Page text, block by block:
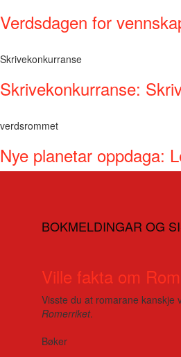
Verdsdagen for
Skrivekonkurranse
Skrivekonkurranse:
verdsrommet
Nye planetar oppdaga:
BOKMELDINGAR OG
Ville fakta om
Visste du at romarane kanskje
Romerriket.
Bøker